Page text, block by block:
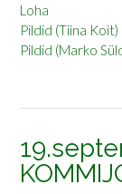
Loha
Pildid (Tiina Koit)
Pildid (Marko